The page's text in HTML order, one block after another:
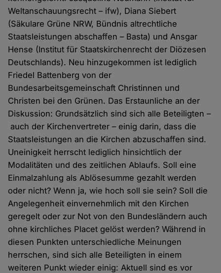
Weltanschauungsrecht – ifw), Diana Siebert
(Säkulare Grüne NRW, Bündnis altrechtliche
Staatsleistungen abschaffen – Basta) und Ansgar
Hense (Institut für Staatskirchen­recht der Diözesen
Deutschlands). Neu hinzugekommen ist lediglich
Friedel Battenberg von der
Bundesarbeitsgemeinschaft Christinnen und
Christen bei den Grünen. Das Erstaunliche an der
Diskussion: Grundsätzlich sind sich alle Beteiligten –
auch der Kirchenvertreter – einig darin, dass die
Staatsleistungen an die Kirchen abzuschaffen sind.
Uneinigkeit herrscht lediglich hinsichtlich der
Modalitäten und des zeitlichen Ablaufs. Soll eine
Einmalzahlung als Ablösesumme gezahlt werden
oder nicht? Wenn ja, wie hoch soll sie sein? Soll die
Angelegenheit einvernehmlich mit den Kirchen
geregelt oder zur Not von den Bundesländern auch
ohne kirchliches Placet gelöst werden? Während in
diesen Punkten unterschiedliche Meinungen
herrschen, sind sich alle Beteiligten in einem
weiteren Punkt wieder einig: Aktuell sind es vor